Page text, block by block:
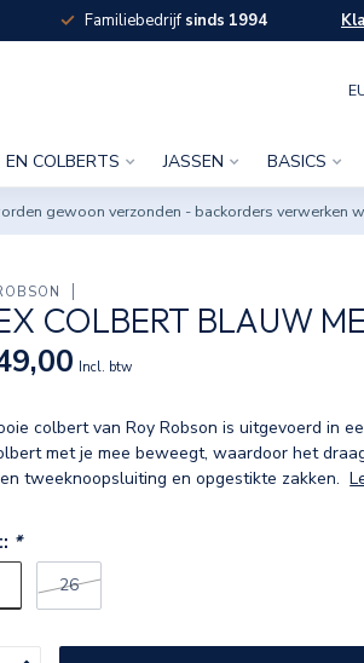
Familiebedrijf sinds 1994
COLBERTS JASSEN BASICS
gewoon verzonden - backorders verwerken
COLBERT BLAUW
Incl. btw
colbert van Roy Robson is uitgevoerd in
met je mee beweegt, waardoor het
tweeknoopsluiting en opgestikte zakken.
*
26